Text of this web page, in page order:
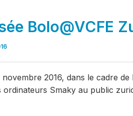
Bolo@VCFE
novembre 2016, dans le cadre
ordinateurs Smaky au public